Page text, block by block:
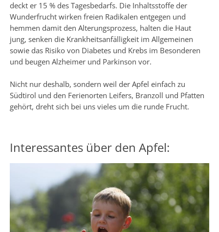
deckt er 15 % des Tagesbedarfs. Die Inhaltsstoffe der
Wunderfrucht wirken freien Radikalen entgegen und
hemmen damit den Alterungsprozess, halten die Haut
jung, senken die Krankheitsanfälligkeit im Allgemeinen
sowie das Risiko von Diabetes und Krebs im Besonderen
und beugen Alzheimer und Parkinson vor.
Nicht nur deshalb, sondern weil der Apfel einfach zu
Südtirol und den Ferienorten Leifers, Branzoll und Pfatten
gehört, dreht sich bei uns vieles um die runde Frucht.
Interessantes über den Apfel: